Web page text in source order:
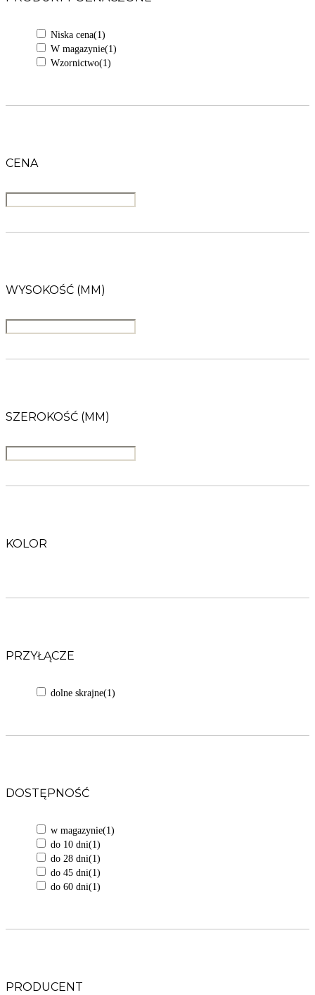
Niska cena(1)
W magazynie(1)
Wzornictwo(1)
CENA
WYSOKOŚĆ (MM)
SZEROKOŚĆ (MM)
KOLOR
PRZYŁĄCZE
dolne skrajne(1)
DOSTĘPNOŚĆ
w magazynie(1)
do 10 dni(1)
do 28 dni(1)
do 45 dni(1)
do 60 dni(1)
PRODUCENT